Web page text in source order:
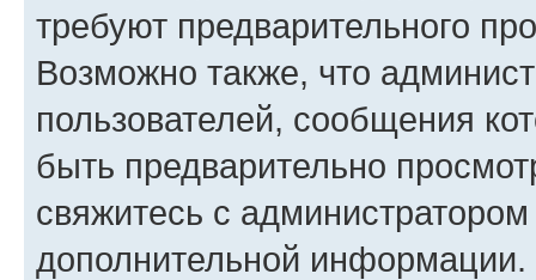
требуют предварительного
Возможно также, что
пользователей, сообщения
быть предварительно
свяжитесь с
дополнительной информации.